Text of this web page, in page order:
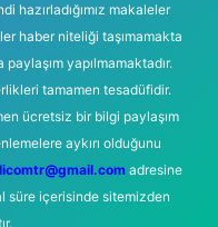
hazırladığımız makaleler
haber niteliği taşımamakta
yapılmamaktadır.
tamamen tesadüfidir.
ücretsiz bir bilgi paylaşım
aykırı olduğunu
adresine
süre içerisinde sitemizden